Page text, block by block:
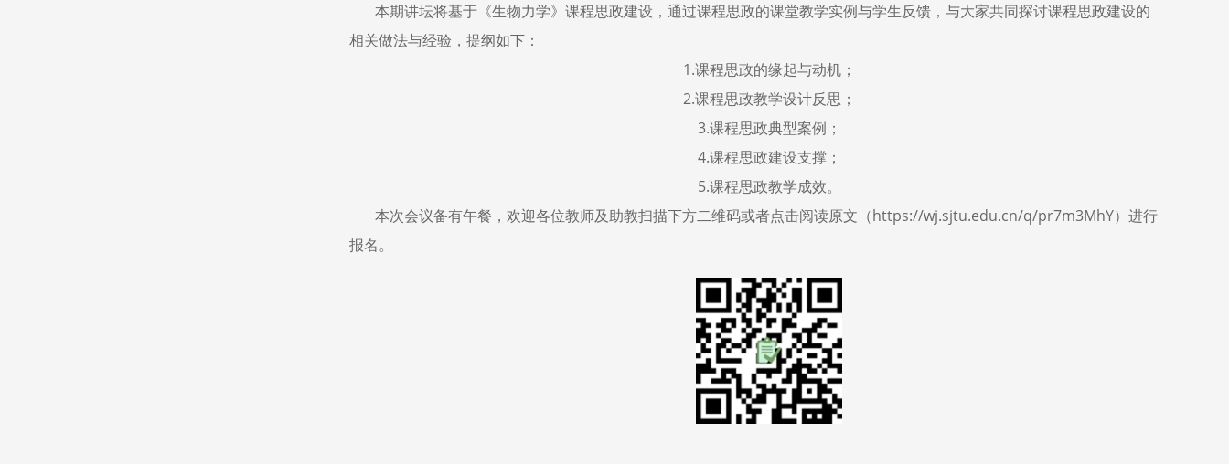
本期讲坛将基于《生物力学》课程思政建设，通过课程思政的课堂教学实例与学生反馈，与大家共同探讨课程思政建设的
相关做法与经验，提纲如下：
1.课程思政的缘起与动机；
2.课程思政教学设计反思；
3.课程思政典型案例；
4.课程思政建设支撑；
5.课程思政教学成效。
本次会议备有午餐，欢迎各位教师及助教扫描下方二维码或者点击阅读原文（https://wj.sjtu.edu.cn/q/pr7m3MhY）进行
报名。